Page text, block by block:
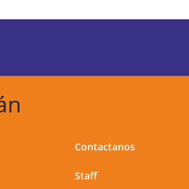
Contactanos
Staff